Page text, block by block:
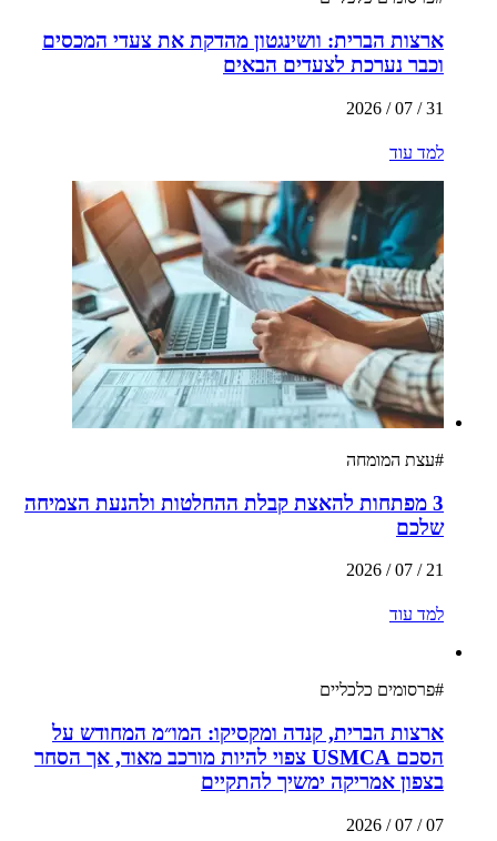
ארצות הברית: וושינגטון מהדקת את צעדי המכסים
וכבר נערכת לצעדים הבאים
31 / 07 / 2026
למד עוד
#עצת המומחה
3 מפתחות להאצת קבלת ההחלטות ולהנעת הצמיחה
שלכם
21 / 07 / 2026
למד עוד
#פרסומים כלכליים
ארצות הברית, קנדה ומקסיקו: המו״מ המחודש על
הסכם USMCA צפוי להיות מורכב מאוד, אך הסחר
בצפון אמריקה ימשיך להתקיים
07 / 07 / 2026